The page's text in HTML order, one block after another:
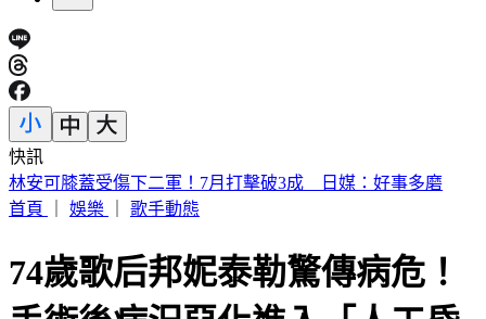
快訊
SBS歌謠大戰／BABYMONSTER幹練舞台裝辣翻 熱情邀舞
一起跳
74歲歌后邦妮泰勒驚傳病危！